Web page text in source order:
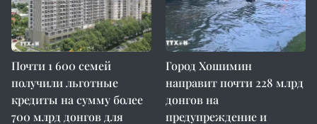
Почти 1 600 семей
получили льготные
кредиты на сумму более
700 млрд донгов для
Город Хошимин
направит почти 228 млрд
донгов на
предупреждение и